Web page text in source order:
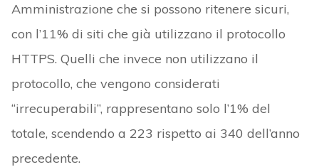
Amministrazione che si possono ritenere sicuri,
con l’11% di siti che già utilizzano il protocollo
HTTPS. Quelli che invece non utilizzano il
protocollo, che vengono considerati
“irrecuperabili”, rappresentano solo l’1% del
totale, scendendo a 223 rispetto ai 340 dell’anno
precedente.